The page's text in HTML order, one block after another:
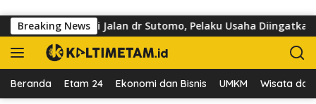
Breaking News
Trotoar di Jalan dr Sutomo, Pelaku Usaha Diingatkan
Beranda Etam 24 Ekonomi dan Bisnis UMKM Wisata dan